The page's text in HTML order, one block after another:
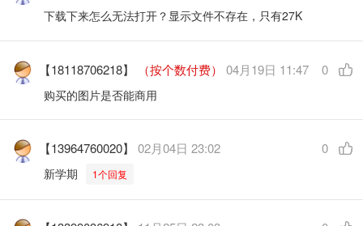
下载下来怎么无法打开？显示文件不存在，只有27K
【18118706218】 （按个数付费） 04月19日 11:47 0
购买的图片是否能商用
【13964760020】02月04日 23:02 0
新学期 1个回复